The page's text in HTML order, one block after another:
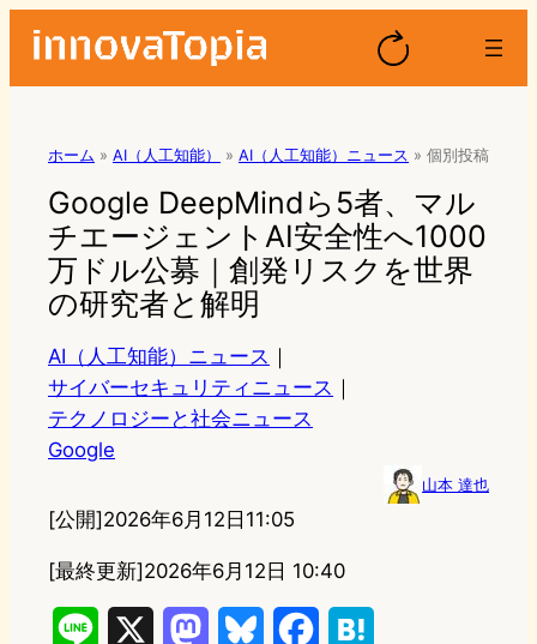
ホーム » AI（人工知能） » AI（人工知能）ニュース » 個別投稿
Google DeepMindら5者、マル
チエージェントAI安全性へ1000
万ドル公募｜創発リスクを世界
の研究者と解明
AI（人工知能）ニュース ｜
サイバーセキュリティニュース ｜
テクノロジーと社会ニュース
Google
山本 達也
[公開]2026年6月12日11:05
[最終更新]2026年6月12日 10:40